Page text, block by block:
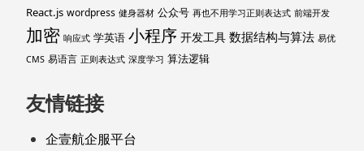
React.js wordpress 健身器材 公众号 再也不用学习正则表达式 前端开发
加密 响应式 学英语 小程序 开发工具 数据结构与算法 易优
CMS 易语言 正则表达式 深度学习 算法逻辑
友情链接
企壹航企服平台